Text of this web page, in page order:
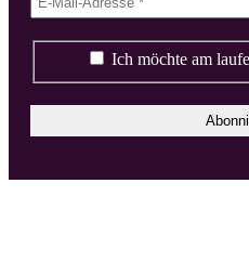
Ich möchte am